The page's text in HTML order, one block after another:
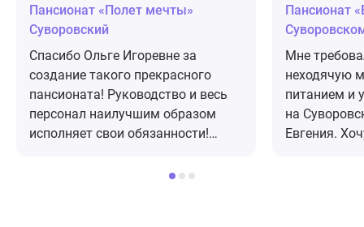
Пансионат «Полет мечты»
Суворовский
Спасибо Ольге Игоревне за
создание такого прекрасного
пансионата! Руководство и весь
персонал наилучшим образом
исполняет свои обязанности!
Пансионат
Мне
неходячую
питанием и
на
Евгения.